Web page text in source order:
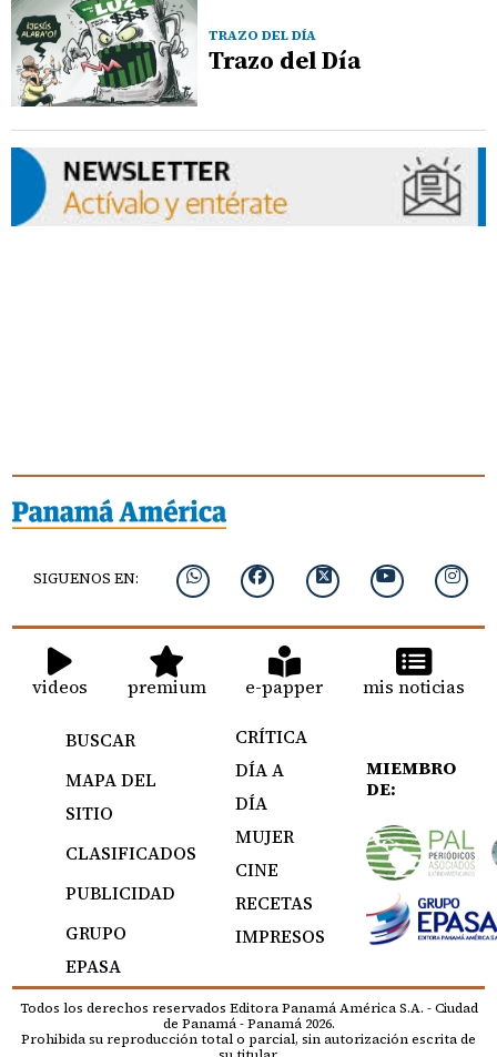
TRAZO DEL DÍA
Trazo del Día
SIGUENOS EN:
videos premium e-papper mis noticias
BUSCAR
MAPA DEL
SITIO
CLASIFICADOS
PUBLICIDAD
GRUPO
EPASA
CRÍTICA
DÍA A
DÍA
MUJER
CINE
RECETAS
IMPRESOS
MIEMBRO
DE:
Todos los derechos reservados Editora Panamá América S.A. - Ciudad
de Panamá - Panamá 2026.
Prohibida su reproducción total o parcial, sin autorización escrita de